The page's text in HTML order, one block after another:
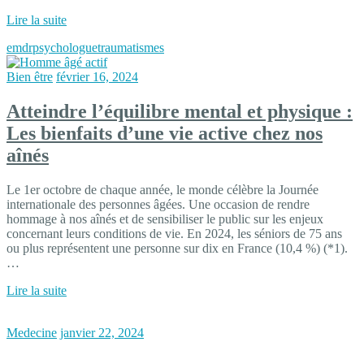
Lire la suite
emdrpsychologuetraumatismes
Bien être février 16, 2024
Atteindre l’équilibre mental et physique :
Les bienfaits d’une vie active chez nos
aînés
Le 1er octobre de chaque année, le monde célèbre la Journée
internationale des personnes âgées. Une occasion de rendre
hommage à nos aînés et de sensibiliser le public sur les enjeux
concernant leurs conditions de vie. En 2024, les séniors de 75 ans
ou plus représentent une personne sur dix en France (10,4 %) (*1).
…
Lire la suite
Medecine janvier 22, 2024